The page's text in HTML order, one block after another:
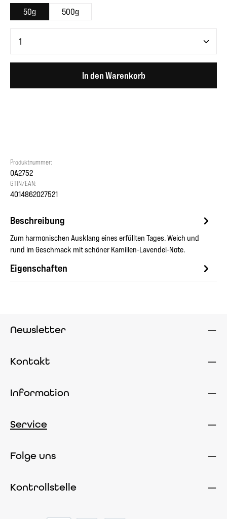
50g 500g
In den Warenkorb
Produktnummer:
OA2752
GTIN/EAN:
4014862027521
Beschreibung
Zum harmonischen Ausklang eines erfüllten Tages. Weich und
rund im Geschmack mit schöner Kamillen-Lavendel-Note.
Eigenschaften
Newsletter
Kontakt
Information
Service
Folge uns
Kontrollstelle